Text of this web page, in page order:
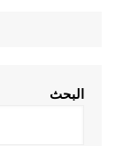
البحث